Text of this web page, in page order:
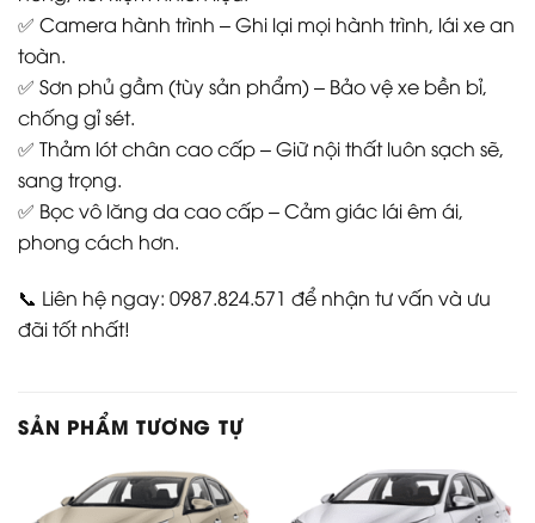
✅ Camera hành trình – Ghi lại mọi hành trình, lái xe an
toàn.
✅ Sơn phủ gầm (tùy sản phẩm) – Bảo vệ xe bền bỉ,
chống gỉ sét.
✅ Thảm lót chân cao cấp – Giữ nội thất luôn sạch sẽ,
sang trọng.
✅ Bọc vô lăng da cao cấp – Cảm giác lái êm ái,
phong cách hơn.
📞 Liên hệ ngay: 0987.824.571 để nhận tư vấn và ưu
đãi tốt nhất!
SẢN PHẨM TƯƠNG TỰ